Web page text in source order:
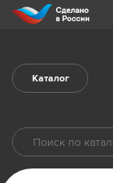
Каталог